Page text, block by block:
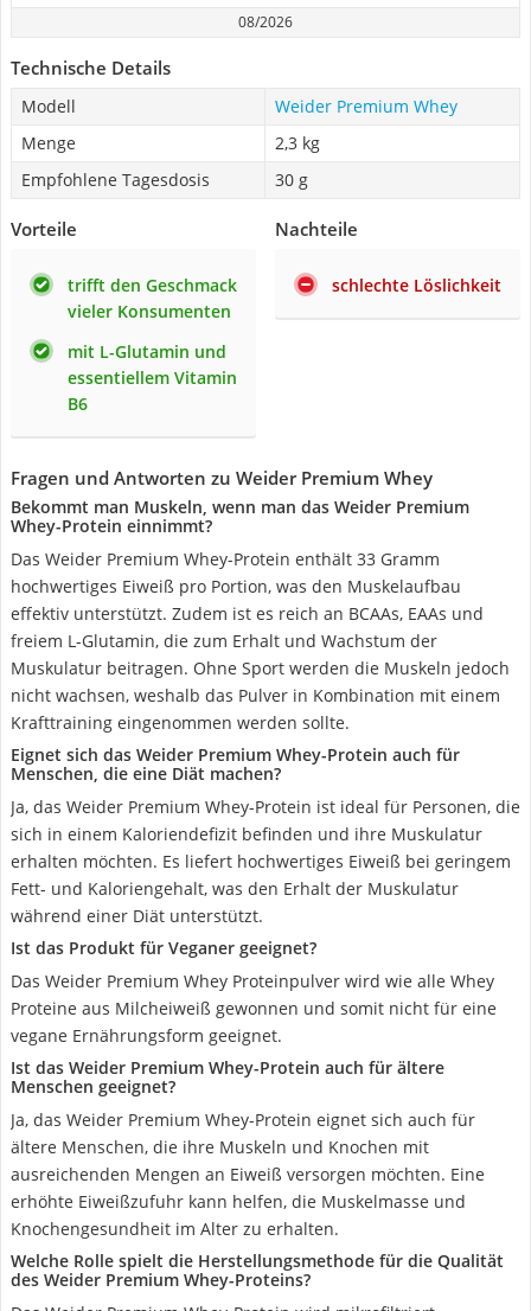
08/2026
Technische Details
Modell
Weider Premium Whey
Menge
2,3 kg
Empfohlene Tagesdosis
30 g
Vorteile
trifft den Geschmack
vieler Konsumenten
mit L-Glutamin und
essentiellem Vitamin
B6
Nachteile
schlechte Löslichkeit
Fragen und Antworten zu Weider Premium Whey
Bekommt man Muskeln, wenn man das Weider Premium
Whey-Protein einnimmt?
Das Weider Premium Whey-Protein enthält 33 Gramm
hochwertiges Eiweiß pro Portion, was den Muskelaufbau
effektiv unterstützt. Zudem ist es reich an BCAAs, EAAs und
freiem L-Glutamin, die zum Erhalt und Wachstum der
Muskulatur beitragen. Ohne Sport werden die Muskeln jedoch
nicht wachsen, weshalb das Pulver in Kombination mit einem
Krafttraining eingenommen werden sollte.
Eignet sich das Weider Premium Whey-Protein auch für
Menschen, die eine Diät machen?
Ja, das Weider Premium Whey-Protein ist ideal für Personen, die
sich in einem Kaloriendefizit befinden und ihre Muskulatur
erhalten möchten. Es liefert hochwertiges Eiweiß bei geringem
Fett- und Kaloriengehalt, was den Erhalt der Muskulatur
während einer Diät unterstützt.
Ist das Produkt für Veganer geeignet?
Das Weider Premium Whey Proteinpulver wird wie alle Whey
Proteine aus Milcheiweiß gewonnen und somit nicht für eine
vegane Ernährungsform geeignet.
Ist das Weider Premium Whey-Protein auch für ältere
Menschen geeignet?
Ja, das Weider Premium Whey-Protein eignet sich auch für
ältere Menschen, die ihre Muskeln und Knochen mit
ausreichenden Mengen an Eiweiß versorgen möchten. Eine
erhöhte Eiweißzufuhr kann helfen, die Muskelmasse und
Knochengesundheit im Alter zu erhalten.
Welche Rolle spielt die Herstellungsmethode für die Qualität
des Weider Premium Whey-Proteins?